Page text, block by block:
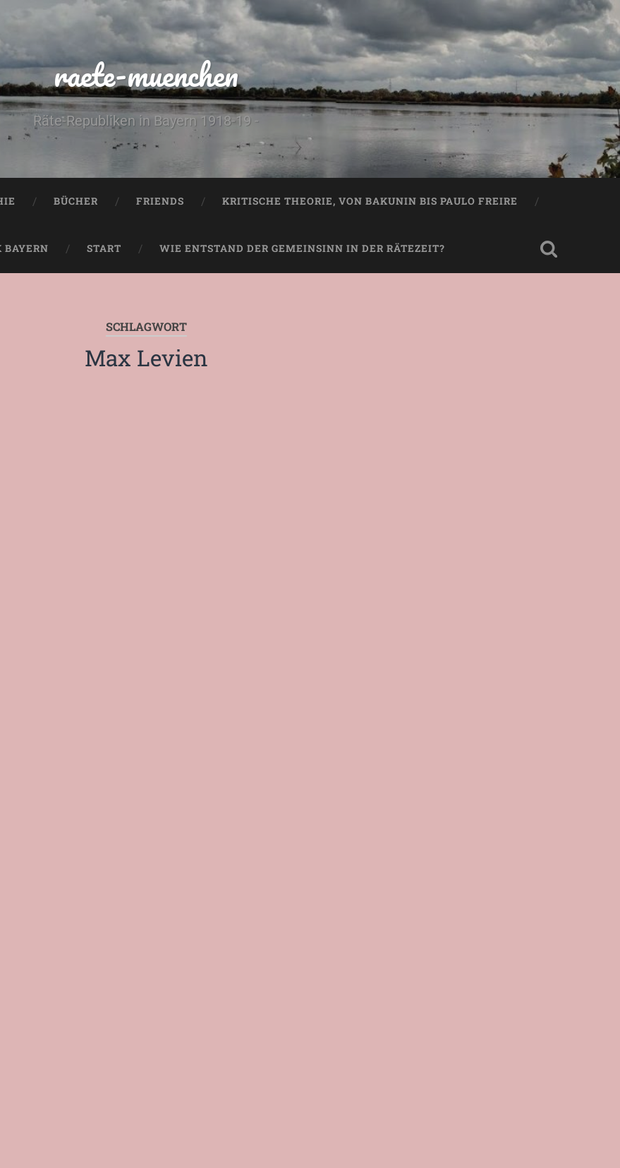
raete-muenchen
Räte-Republiken in Bayern 1918-19 -
BÜCHER FRIENDS KRITISCHE THEORIE, VON BAKUNIN BIS PAULO FREIRE
BAYERN START WIE ENTSTAND DER GEMEINSINN IN DER RÄTEZEIT?
SCHLAGWORT
Max Levien